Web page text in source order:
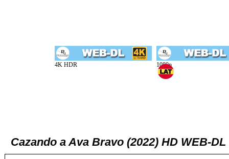
Cazando a Ava Bravo (2022) HD WEB-